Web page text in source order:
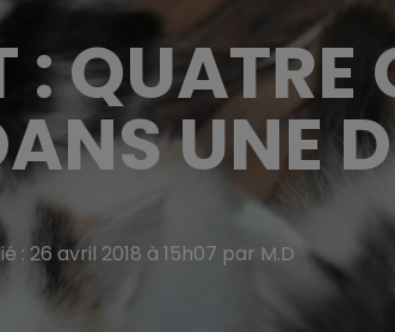
:
UNE
: 26 avril 2018 à 15h07 par M.D